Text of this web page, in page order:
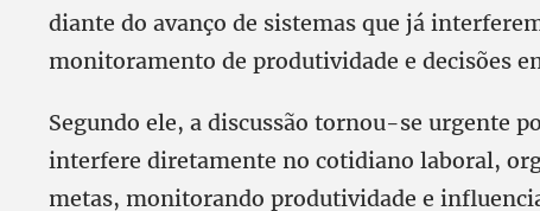
diante do avanço de sistemas que já
monitoramento de produtividade e decisões
Segundo ele, a discussão tornou-se urgente
interfere diretamente no cotidiano laboral,
metas, monitorando produtividade e